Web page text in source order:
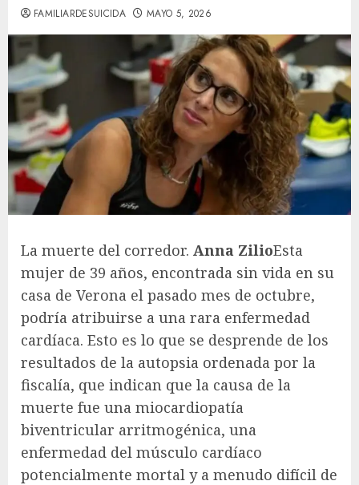
FAMILIARDESUICIDA MAYO 5, 2026
La muerte del corredor. Anna ZilioEsta
mujer de 39 años, encontrada sin vida en su
casa de Verona el pasado mes de octubre,
podría atribuirse a una rara enfermedad
cardíaca. Esto es lo que se desprende de los
resultados de la autopsia ordenada por la
fiscalía, que indican que la causa de la
muerte fue una miocardiopatía
biventricular arritmogénica, una
enfermedad del músculo cardíaco
potencialmente mortal y a menudo difícil de